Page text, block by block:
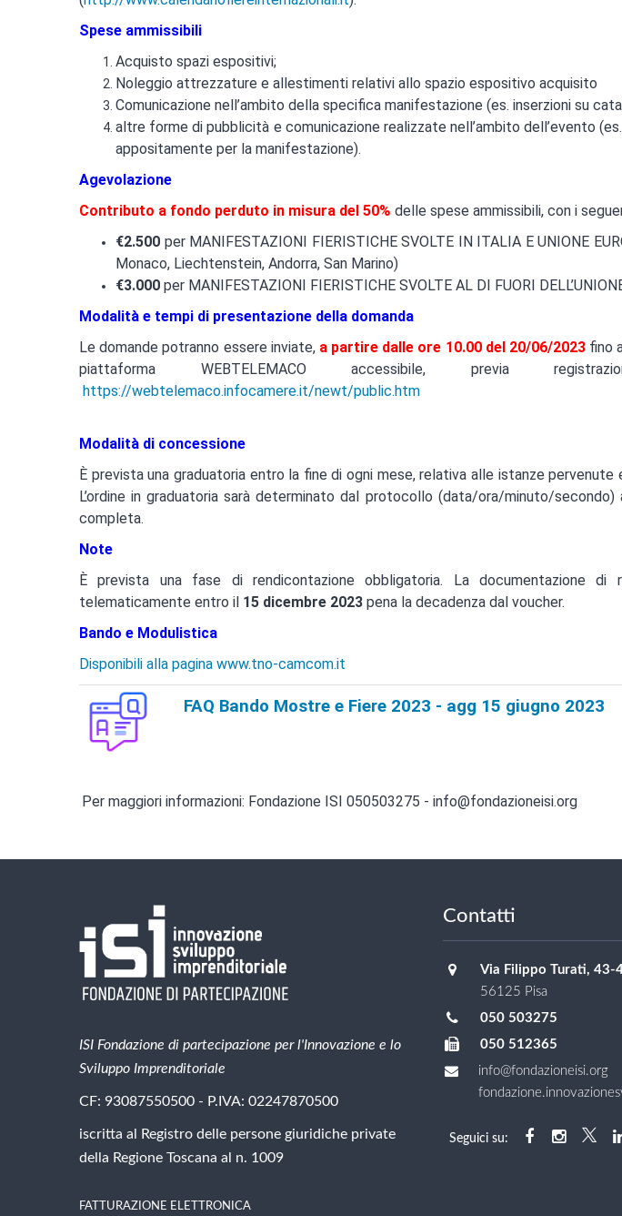
Spese ammissibili
Acquisto spazi espositivi;
Noleggio attrezzature e allestimenti relativi allo spazio espositivo acquisito
Comunicazione nell’ambito della specifica manifestazione (es. inserzioni su
altre forme di pubblicità e comunicazione realizzate nell’ambito dell’evento
appositamente per la manifestazione).
Agevolazione
Contributo a fondo perduto in misura del 50% delle spese ammissibili, con i
€2.500 per MANIFESTAZIONI FIERISTICHE SVOLTE IN ITALIA E UNIONE
Monaco, Liechtenstein, Andorra, San Marino)
€3.000 per MANIFESTAZIONI FIERISTICHE SVOLTE AL DI FUORI
Modalità e tempi di presentazione della domanda
Le domande potranno essere inviate, a partire dalle ore 10.00 del 20/06/2023fino
piattaforma WEBTELEMACO accessibile, previa
https://webtelemaco.infocamere.it/newt/public.htm
Modalità di concessione
È prevista una graduatoria entro la fine di ogni mese, relativa alle istanze
L’ordine in graduatoria sarà determinato dal protocollo (data/ora/minuto/
completa.
Note
È prevista una fase di rendicontazione obbligatoria. La documentazione di
telematicamente entro il 15 dicembre 2023 pena la decadenza dal voucher.
Bando e Modulistica
Disponibili alla pagina www.tno-camcom.it
FAQ Bando Mostre e Fiere 2023 - agg 15 giugno 2023
Per maggiori informazioni: Fondazione ISI 050503275 - info@fondazioneisi.org
ISI Fondazione di partecipazione per l'Innovazione e lo
Sviluppo Imprenditoriale
CF: 93087550500 - P.IVA: 02247870500
iscritta al Registro delle persone giuridiche private
della Regione Toscana al n. 1009
FATTURAZIONE ELETTRONICA
Contatti
Via Filippo Turati, 43-
56125 Pisa
050 503275
050 512365
info@fondazioneisi.org
Seguici su: